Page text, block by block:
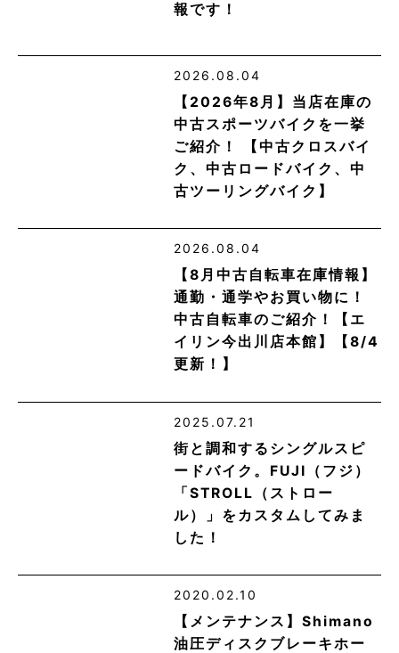
報です！
2026.08.04
【2026年8月】当店在庫の
中古スポーツバイクを一挙
ご紹介！ 【中古クロスバイ
ク、中古ロードバイク、中
古ツーリングバイク】
2026.08.04
【8月中古自転車在庫情報】
通勤・通学やお買い物に！
中古自転車のご紹介！【エ
イリン今出川店本館】【8/4
更新！】
2025.07.21
街と調和するシングルスピ
ードバイク。FUJI（フジ）
「STROLL（ストロー
ル）」をカスタムしてみま
した！
2020.02.10
【メンテナンス】Shimano
油圧ディスクブレーキホー